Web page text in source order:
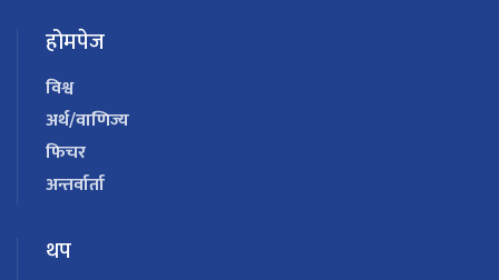
होमपेज
विश्व
अर्थ/वाणिज्य
फिचर
अन्तर्वार्ता
थप